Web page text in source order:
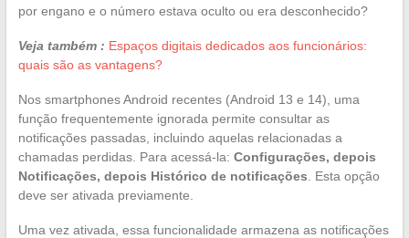
por engano e o número estava oculto ou era desconhecido?
Veja também : Espaços digitais dedicados aos funcionários:
quais são as vantagens?
Nos smartphones Android recentes (Android 13 e 14), uma
função frequentemente ignorada permite consultar as
notificações passadas, incluindo aquelas relacionadas a
chamadas perdidas. Para acessá-la: Configurações, depois
Notificações, depois Histórico de notificações . Esta opção
deve ser ativada previamente.
Uma vez ativada, essa funcionalidade armazena as notificações